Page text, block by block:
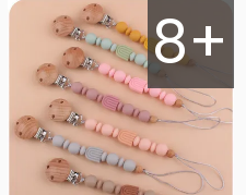
8+